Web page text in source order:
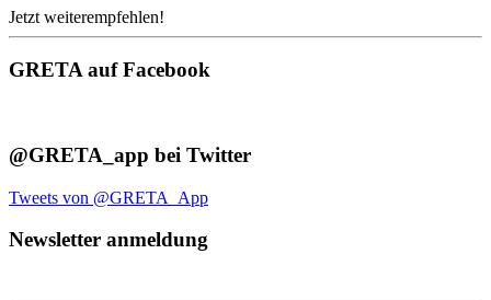
Jetzt weiterempfehlen!
GRETA auf Facebook
@GRETA_app bei Twitter
Tweets von @GRETA_App
Newsletter anmeldung